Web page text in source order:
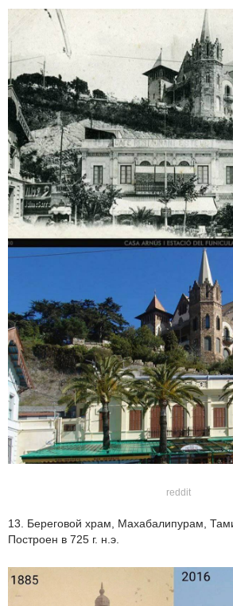
reddit
13. Береговой храм, Махабалипурам,
Построен в 725 г. н.э.